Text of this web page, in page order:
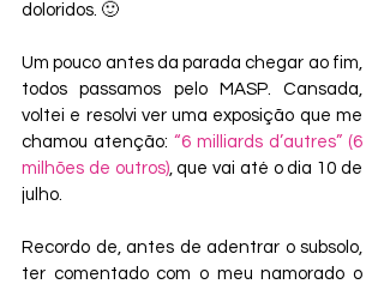
doloridos. 🙂
Um pouco antes da parada chegar ao fim,
todos passamos pelo MASP. Cansada,
voltei e resolvi ver uma exposição que me
chamou atenção: “6 milliards d’autres” (6
milhões de outros), que vai até o dia 10 de
julho.
Recordo de, antes de adentrar o subsolo,
ter comentado com o meu namorado o